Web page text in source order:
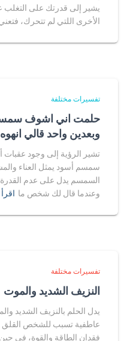
يشير إلى قدرتك على التغلب
الأخرى اللتي لم تتحرك،
تفسيرات مختلفة
حلمت اني اشوف
وبعدين واحد قالي
تشير الرؤية إلى وجود عقبات
سمسم أسود يمثل العناء
السمسم يدل على عدم القدرة
وعندما قال لك شخص ما اقرأ
تفسيرات مختلفة
النزيف الشديد والموت
يدل الحلم بالنزيف الشديد
عاطفية تسبب للشخص القلق
فقدان الطاقة والقوة، في